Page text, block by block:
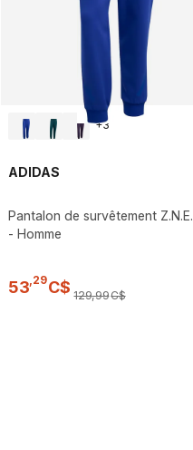
+3
ADIDAS
Pantalon de survêtement Z.N.E.
- Homme
53 29C$ 129,99C$